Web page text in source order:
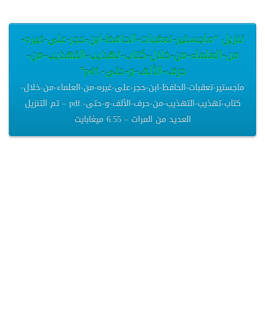
تنزيل “ماجستير-تعقبات-الحافظ-ابن-حجر-على-غيره-
من-العلماء-من-خلال-كتاب-تهذيب-التهذيب-من-
حرف-الألف-و-حتى-.pdf”
ماجستير-تعقبات-الحافظ-ابن-حجر-على-غيره-من-العلماء-من-خلال-
كتاب-تهذيب-التهذيب-من-حرف-الألف-و-حتى-.pdf – تم التنزيل
العديد من المرات – 6.55 ميغابايت